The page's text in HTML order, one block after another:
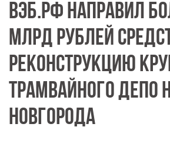
ВЭБ.РФ НАПРАВИЛ
МЛРД РУБЛЕЙ
РЕКОНСТРУКЦИЮ
ТРАМВАЙНОГО ДЕПО
НОВГОРОДА